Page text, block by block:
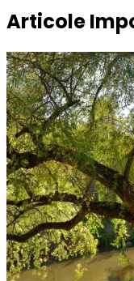
Articole